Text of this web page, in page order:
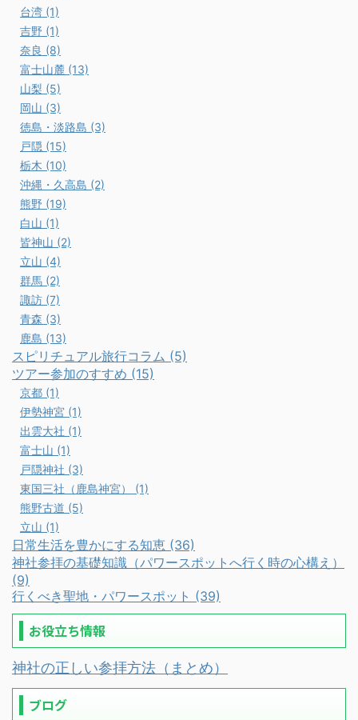
台湾 (1)
吉野 (1)
奈良 (8)
富士山麓 (13)
山梨 (5)
岡山 (3)
徳島・淡路島 (3)
戸隠 (15)
栃木 (10)
沖縄・久高島 (2)
熊野 (19)
白山 (1)
皆神山 (2)
立山 (4)
群馬 (2)
諏訪 (7)
青森 (3)
鹿島 (13)
スピリチュアル旅行コラム (5)
ツアー参加のすすめ (15)
京都 (1)
伊勢神宮 (1)
出雲大社 (1)
富士山 (1)
戸隠神社 (3)
東国三社（鹿島神宮） (1)
熊野古道 (5)
立山 (1)
日常生活を豊かにする知恵 (36)
神社参拝の基礎知識（パワースポットへ行く時の心構え）
(9)
行くべき聖地・パワースポット (39)
お役立ち情報
神社の正しい参拝方法（まとめ）
ブログ